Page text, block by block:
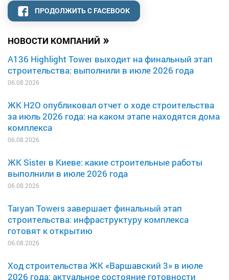
НОВОСТИ КОМПАНИЙ »
A136 Highlight Tower выходит на финальный этап
строительства: выполнили в июле 2026 года
06.08.2026
ЖК H2O опубликовал отчет о ходе строительства
за июль 2026 года: на каком этапе находятся дома
комплекса
06.08.2026
ЖК Sister в Киеве: какие строительные работы
выполнили в июле 2026 года
06.08.2026
Taryan Towers завершает финальный этап
строительства: инфраструктуру комплекса
готовят к открытию
06.08.2026
Ход строительства ЖК «Варшавский 3» в июле
2026 года: актуальное состояние готовности
ПРОДОЛЖИТЬ С FACEBOOK